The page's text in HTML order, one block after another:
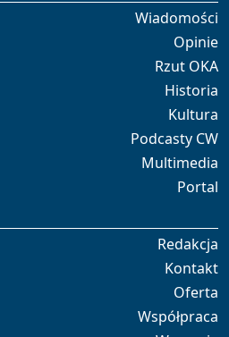
Wiadomości
Opinie
Rzut OKA
Historia
Kultura
Podcasty CW
Multimedia
Portal
Redakcja
Kontakt
Oferta
Współpraca